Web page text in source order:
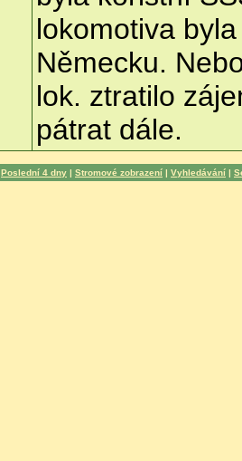
lokomotiva
Německu.
lok. ztratilo
pátrat dále.
Poslední 4 dny | Stromové zobrazení | Vyhledávání |